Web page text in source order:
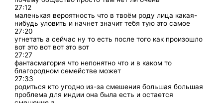
27:12
маленькая вероятность что в твоём роду лица какая-
нибудь уловить и начнет значит тебя тую это самое
27:20
угнетать а сейчас ну то есть после того как произошло
вот это вот вот это вот
27:27
фантасмагория что непонятно что и в каком то
благородном семействе может
27:33
родиться кто угодно из-за смешения большая большая
проблема для индии она была есть и остается